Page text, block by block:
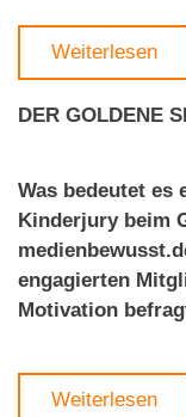
Weiterlesen
DER GOLDENE
Was bedeutet es
Kinderjury beim
engagierten
Motivation
Weiterlesen